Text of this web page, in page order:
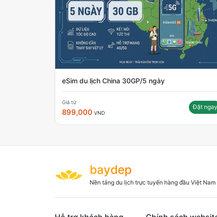
eSim du lịch China 30GP/5 ngày
Giá từ
899,000 VND
Đặt ngay
baydep
Nền tảng du lịch trực tuyến hàng đầu Việt Nam